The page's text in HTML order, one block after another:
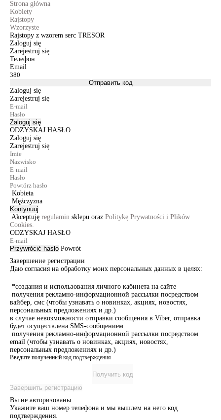
Strona główna
Kobiety
Rajstopy
Wzorzyste
Rajstopy z wzorem serc TRESOR
Zaloguj się
Zarejestruj się
Телефон
Email
Отправить код
Zaloguj się
Zarejestruj się
Zaloguj się
ODZYSKAJ HASŁO
Zaloguj się
Zarejestruj się
Kobieta
Mężczyzna
Kontynuuj
Akceptuję regulamin sklepu oraz Politykę Prywatności i Plików
Cookies.
ODZYSKAJ HASŁO
Przywrócić hasło Powrót
Завершение регистрации
Даю согласия на обработку моих персональных данных в целях:
*создания и использования личного кабинета на сайте
получения рекламно-информационной рассылки посредством
вайбер, смс (чтобы узнавать о новинках, акциях, новостях,
персональных предложениях и др.)
в случае невозможности отправки сообщения в Viber, отправка
будет осуществлена SMS-сообщением
получения рекламно-информационной рассылки посредством
email (чтобы узнавать о новинках, акциях, новостях,
персональных предложениях и др.)
Введите полученный код подтверждения
Получить код
Завершить регистрацию
Вы не авторизованы
Укажите ваш номер телефона и мы вышлем на него код
подтверждения.